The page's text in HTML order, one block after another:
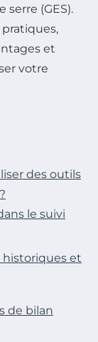
serre (GES).
et
votre
des outils
le suivi
historiques et
de bilan